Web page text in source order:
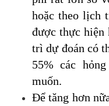
hoặc theo lịch
được thực hiện
trì dự đoán có
55% các
muốn.
Để tăng hơn